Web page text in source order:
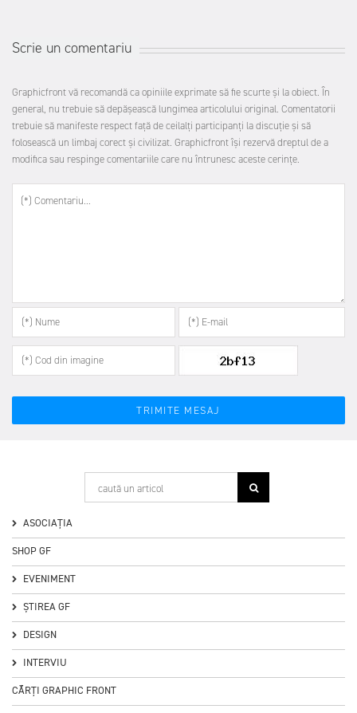
Scrie un comentariu
Graphicfront vă recomandă ca opiniile exprimate să fie scurte şi la obiect. În
general, nu trebuie să depăşească lungimea articolului original. Comentatorii
trebuie să manifeste respect faţă de ceilalţi participanţi la discuţie şi să
folosească un limbaj corect şi civilizat. Graphicfront îşi rezervă dreptul de a
modifica sau respinge comentariile care nu întrunesc aceste cerinţe.
ASOCIAȚIA
SHOP GF
EVENIMENT
ȘTIREA GF
DESIGN
INTERVIU
CĂRȚI GRAPHIC FRONT